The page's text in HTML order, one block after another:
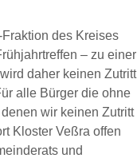
des Kreises
– zu einer
daher keinen Zutritt
alle Bürger die ohne
wir keinen Zutritt
Kloster Veßra offen
und